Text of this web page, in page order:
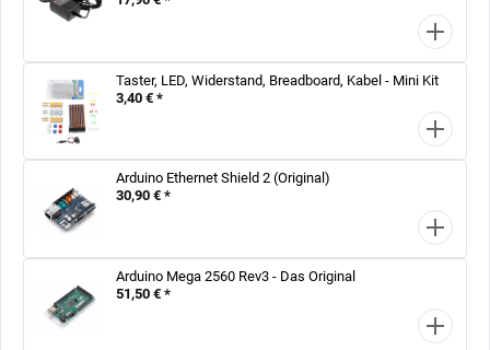
Taster, LED, Widerstand, Breadboard, Kabel - Mini Kit
3,40 € *
Arduino Ethernet Shield 2 (Original)
30,90 € *
Arduino Mega 2560 Rev3 - Das Original
51,50 € *